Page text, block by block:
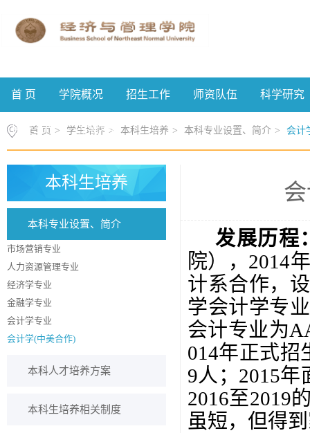
首 页 学院概况 招生工作 师资队伍 科学研究
校友工作 案例中心
首 页 > 学生培养 > 本科生培养 > 本科专业设置、简介 > 会计
本科生培养
本科专业设置、简介
市场营销专业
人力资源管理专业
经济学专业
金融学专业
会计学专业
会计学(中美合作)
本科人才培养方案
本科生培养相关制度
发展历程
院），2014
计系合作，
学会计学专
会计专业为
014年正式招
9人；2015
2016至2019
虽短，但得